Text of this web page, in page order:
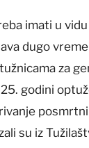
imati u
dugo
za
godini
su iz